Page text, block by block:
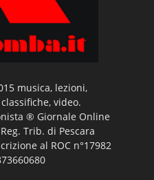
musica, lezioni,
video.
® Giornale Online
Trib. di Pescara
al ROC n°17982